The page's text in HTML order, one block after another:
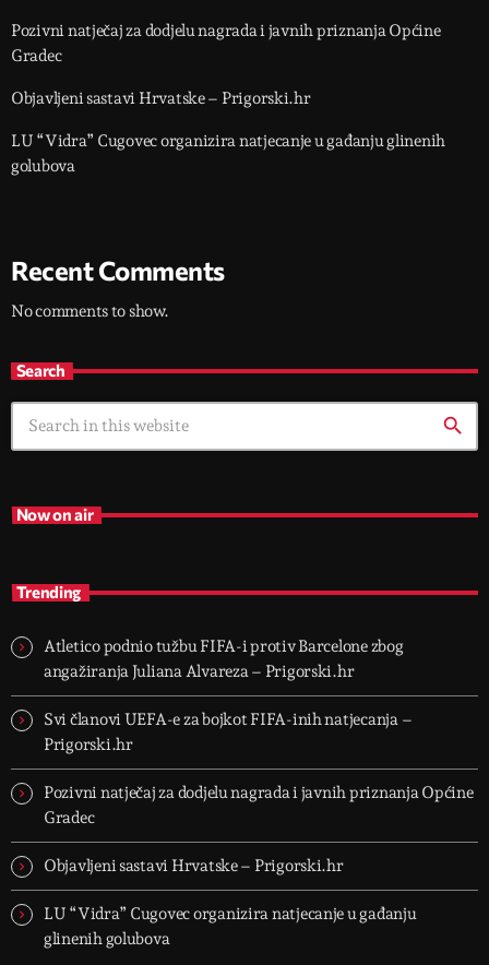
Pozivni natječaj za dodjelu nagrada i javnih priznanja Općine
Gradec
Objavljeni sastavi Hrvatske – Prigorski.hr
LU “Vidra” Cugovec organizira natjecanje u gađanju glinenih
golubova
Recent Comments
No comments to show.
Search
search
Now on air
Trending
Atletico podnio tužbu FIFA-i protiv Barcelone zbog
angažiranja Juliana Alvareza – Prigorski.hr
Svi članovi UEFA-e za bojkot FIFA-inih natjecanja –
Prigorski.hr
Pozivni natječaj za dodjelu nagrada i javnih priznanja Općine
Gradec
Objavljeni sastavi Hrvatske – Prigorski.hr
LU “Vidra” Cugovec organizira natjecanje u gađanju
glinenih golubova